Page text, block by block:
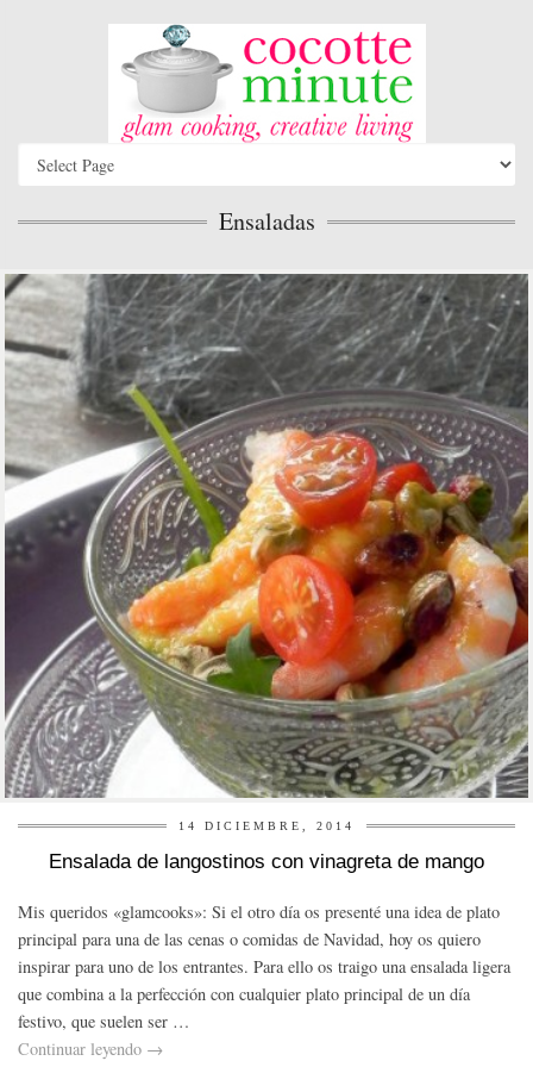
Ensaladas
14 DICIEMBRE, 2014
Ensalada de langostinos con vinagreta de mango
Mis queridos «glamcooks»: Si el otro día os presenté una idea de plato
principal para una de las cenas o comidas de Navidad, hoy os quiero
inspirar para uno de los entrantes. Para ello os traigo una ensalada ligera
que combina a la perfección con cualquier plato principal de un día
festivo, que suelen ser …
Continuar leyendo →